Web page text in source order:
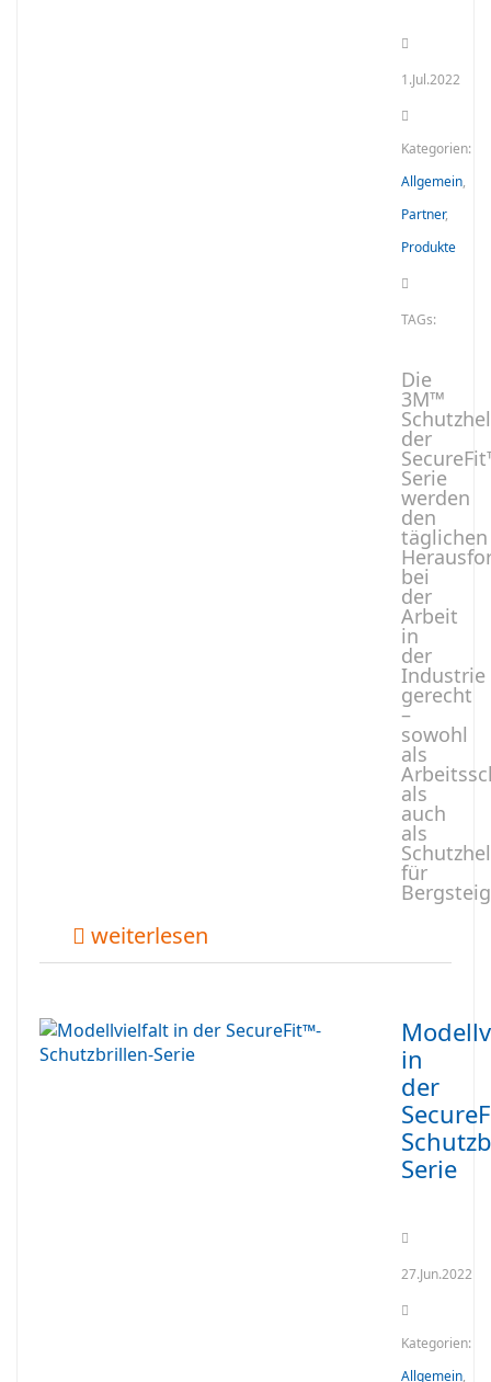
1.Jul.2022
Kategorien:
Allgemein,
Partner,
Produkte
TAGs:
Die
3M™
der
Serie
werden
den
täglichen
bei
der
Arbeit
in
der
Industrie
gerecht
–
sowohl
als
als
auch
als
für
weiterlesen
in
der
Serie
27.Jun.2022
Kategorien:
Allgemein,